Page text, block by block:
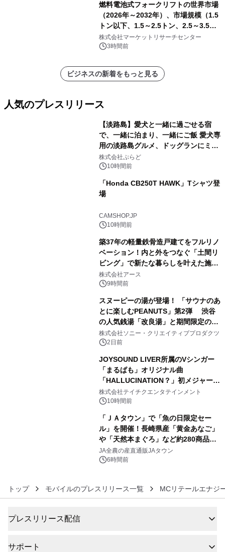
燃料電池式フォークリフトの世界市場
（2026年～2032年）、市場規模（1.5
トン以下、1.5～2.5トン、2.5～3.5ト
ン、3.5～5.0トン、その他）・分析レ
ポートを発表
株式会社マーケットリサーチセンター
3時間前
ビジネスの新着をもっと見る
人気のプレスリリース
【淡路島】愛犬と一緒に過ごせる宿
で、一緒に泊まり、一緒にご飯 愛犬専
用の淡路島グルメ、ドッグランにミニ
プール グランピングとトレーラーハウ
スの2施設で
株式会社ぷらど
10時間前
「Honda CB250T HAWK」Tシャツ登
場
CAMSHOP.JP
10時間前
築37年の軽量鉄骨造戸建てをフルリノ
ベーション！内と外をつなぐ「土間リ
ビング」で新たな暮らしを叶えた施工
事例を株式会社アースが公開
株式会社アース
9時間前
スヌーピーの湯が登場！ 「サウナのあ
とに楽しむPEANUTS」第2弾 渋谷
の人気銭湯「改良湯」と期間限定のコ
ラボレーション サウナイキタイコラ
ボグッズも発売決定！
株式会社ソニー・クリエイティブプロダクツ
2日前
JOYSOUND LIVER所属のVシンガー
「まるぱも」オリジナル曲
「HALLUCINATION？」初メジャー配
信リリース決定！
株式会社テイチクエンタテインメント
10時間前
「ＪＡタウン」で「魚の日限定セー
ル」を開催！長崎県産「黄金あなご」
や「天然本まぐろ」など約280商品を
販売！～毎月１０日の定例企画～
JA全農の産直通販JAタウン
6時間前
トップ モバイルのプレスリリース一覧 MCリテールエナジ
プレスリリース配信
サポート